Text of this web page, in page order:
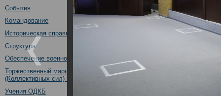
События
Командование
Историческая справка
Структура
Обеспечение военной безопасности
Торжественный марш Войск
(Коллективных сил) ОДКБ
Учения ОДКБ
формированию и
коллективной